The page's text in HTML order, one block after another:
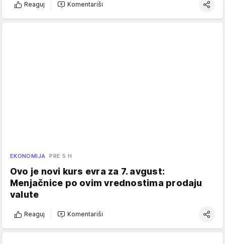
Reaguj Komentariši
EKONOMIJA PRE 5 H
Ovo je novi kurs evra za 7. avgust:
Menjačnice po ovim vrednostima prodaju
valute
Reaguj Komentariši